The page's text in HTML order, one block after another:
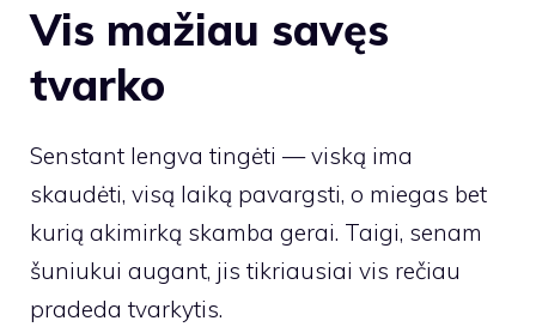
Vis mažiau savęs
tvarko
Senstant lengva tingėti — viską ima
skaudėti, visą laiką pavargsti, o miegas bet
kurią akimirką skamba gerai. Taigi, senam
šuniukui augant, jis tikriausiai vis rečiau
pradeda tvarkytis.